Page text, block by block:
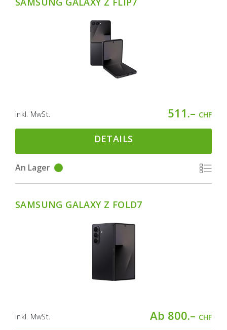
inkl. MwSt. 511.– CHF
DETAILS
An Lager
SAMSUNG GALAXY Z FOLD7
inkl. MwSt. Ab 800.– CHF